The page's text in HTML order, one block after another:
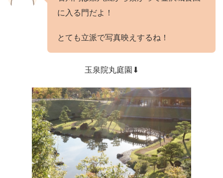
に入る門だよ！
とても立派で写真映えするね！
玉泉院丸庭園⬇︎